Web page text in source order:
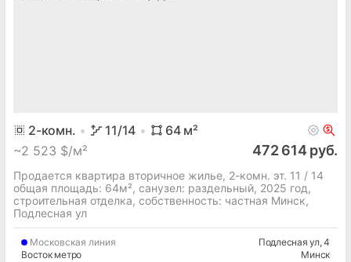
2-комн. 11/14 64м²
~2 523 $/м² 472 614 руб.
Продается квартира вторичное жилье, 2-комн. эт. 11 / 14
общая площадь: 64м², cанузел: раздельный, 2025 год,
строительная отделка, собственность: частная Минск,
Подлесная ул
Московская линия
Восток метро
Подлесная ул, 4
Минск